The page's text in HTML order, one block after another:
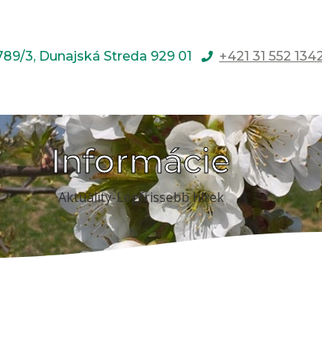
3, Dunajská Streda 929 01 +421 31 552
Informácie
Aktuality-Legfrissebb hírek